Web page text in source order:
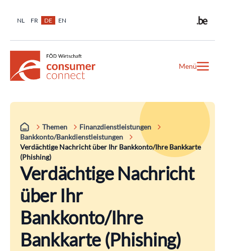
NL FR DE EN
Menü
Themen
Finanzdienstleistungen
Bankkonto/Bankdienstleistungen
Verdächtige Nachricht über Ihr Bankkonto/Ihre Bankkarte
(Phishing)
Verdächtige Nachricht
über Ihr
Bankkonto/Ihre
Bankkarte (Phishing)